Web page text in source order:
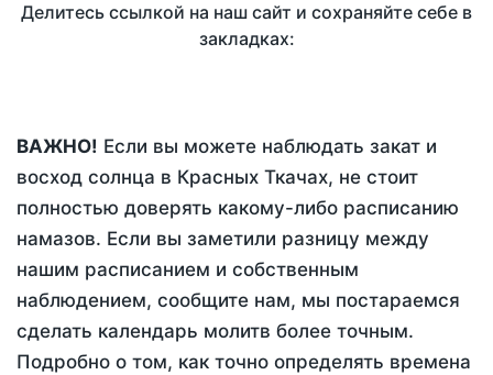
Делитесь ссылкой на наш сайт и сохраняйте себе в
закладках:
ВАЖНО! Если вы можете наблюдать закат и
восход солнца в Красных Ткачах, не стоит
полностью доверять какому-либо расписанию
намазов. Если вы заметили разницу между
нашим расписанием и собственным
наблюдением, сообщите нам, мы постараемся
сделать календарь молитв более точным.
Подробно о том, как точно определять времена